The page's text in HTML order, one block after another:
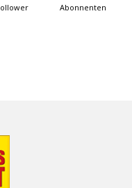
Abonnenten